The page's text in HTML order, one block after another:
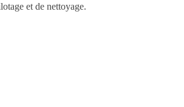
et de nettoyage.